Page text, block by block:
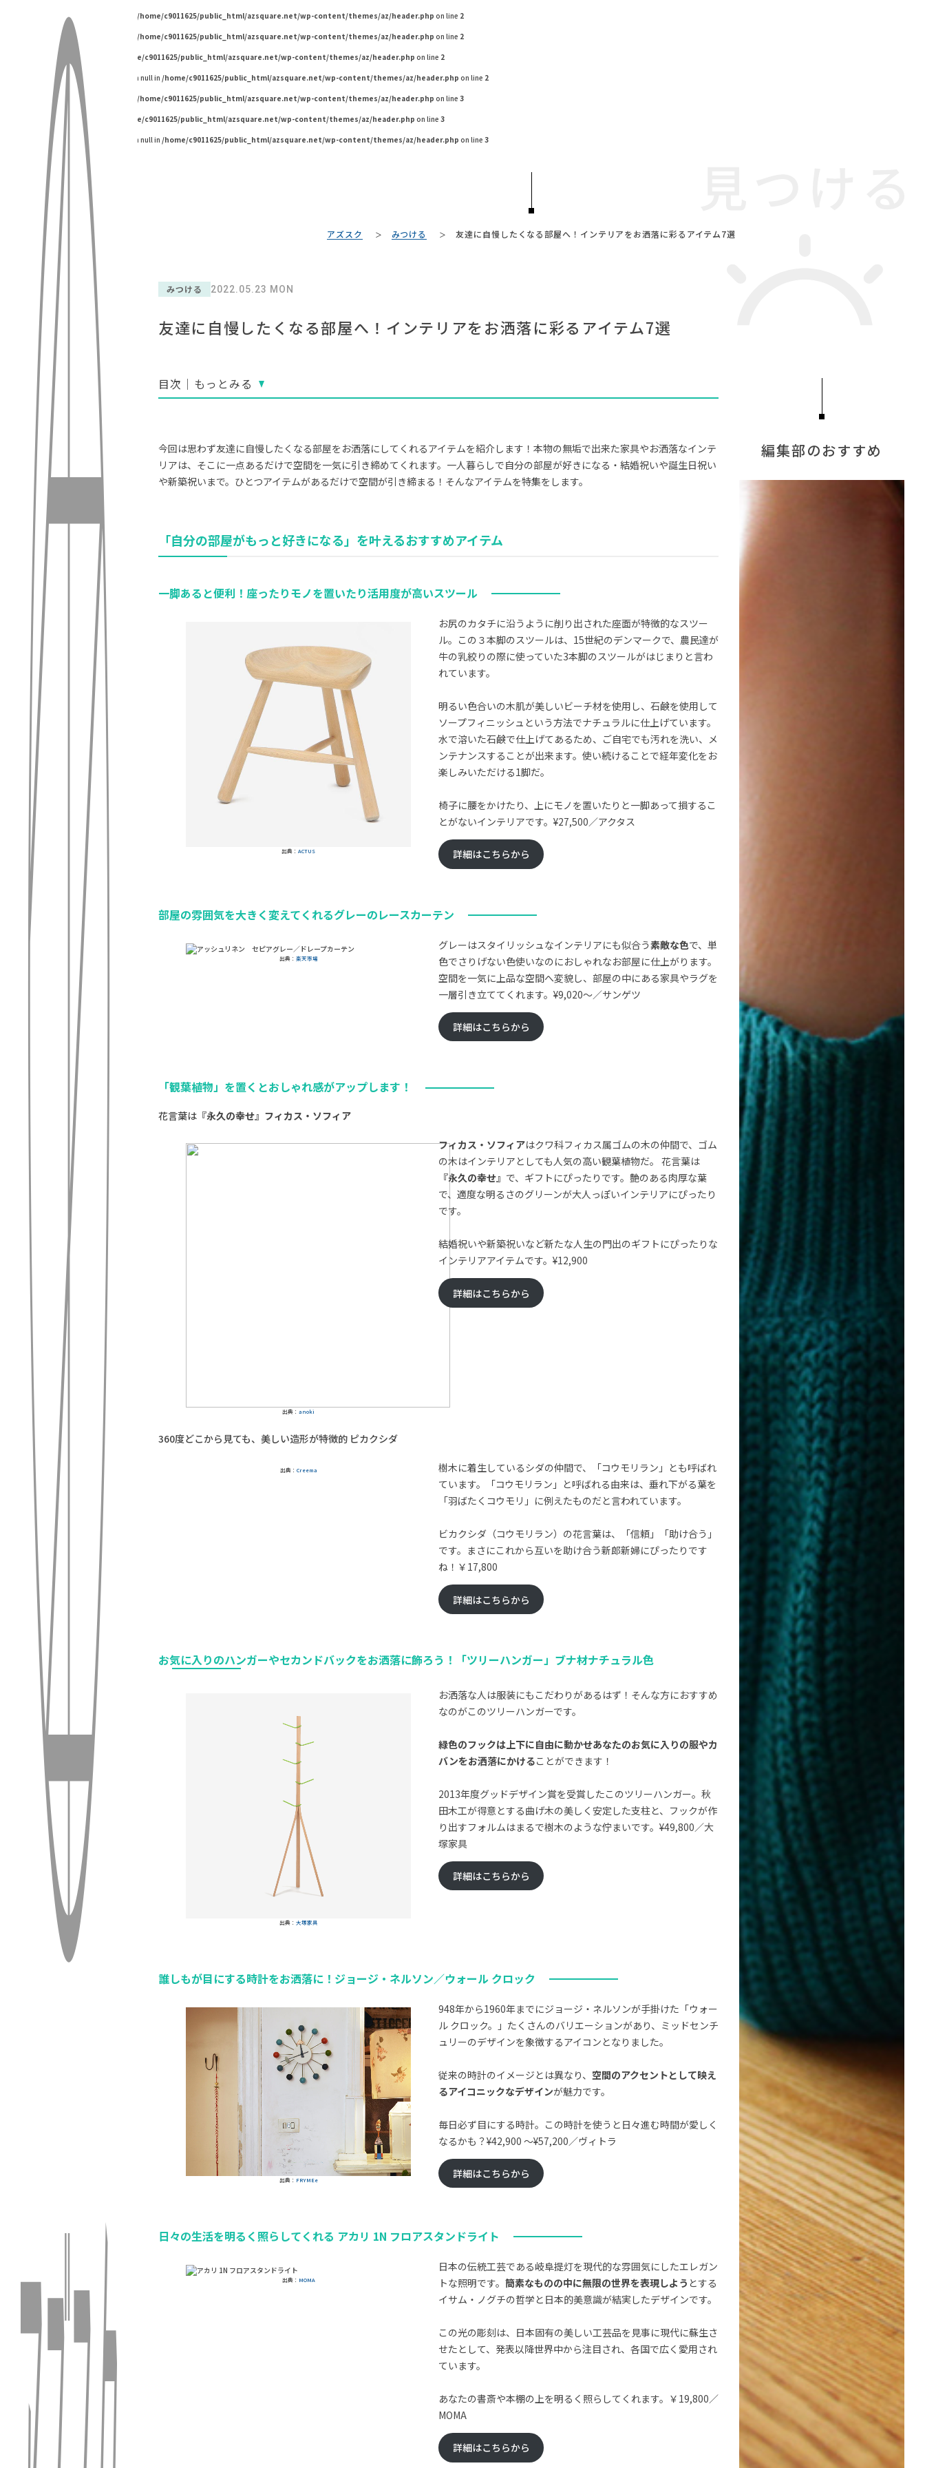
: Undefined variable $pageId in /home/c9011625/public_html/azsquare.net/wp-content/themes/az/header.php on line 2
: Undefined variable $pageId in /home/c9011625/public_html/azsquare.net/wp-content/themes/az/header.php on line 2
: Undefined array key "" in /home/c9011625/public_html/azsquare.net/wp-content/themes/az/header.php on line 2
: Trying to access array offset on null in /home/c9011625/public_html/azsquare.net/wp-content/themes/az/header.php on line 2
: Undefined variable $pageId in /home/c9011625/public_html/azsquare.net/wp-content/themes/az/header.php on line 3
: Undefined array key "" in /home/c9011625/public_html/azsquare.net/wp-content/themes/az/header.php on line 3
: Trying to access array offset on null in /home/c9011625/public_html/azsquare.net/wp-content/themes/az/header.php on line 3
#2022 春ドラマ
#木図鑑#2022 秋ドラマ #アダル #岡崎製材#2022 夏ドラマ#波瑠#間宮祥太朗
CLOSE
アズスク みつける 友達に自慢したくなる部屋へ！インテリアをお洒落に彩るアイテム7選
みつける 2022.05.23 MON
友達に自慢したくなる部屋へ！インテリアをお洒落に彩るアイテム7選
目次｜もっとみる
今回は思わず友達に自慢したくなる部屋をお洒落にしてくれるアイテムを紹介します！本物の無垢で出来た家具やお洒落なインテ
リアは、そこに一点あるだけで空間を一気に引き締めてくれます。一人暮らしで自分の部屋が好きになる・結婚祝いや誕生日祝い
や新築祝いまで。ひとつアイテムがあるだけで空間が引き締まる！そんなアイテムを特集をします。
「自分の部屋がもっと好きになる」を叶えるおすすめアイテム
一脚あると便利！座ったりモノを置いたり活用度が高いスツール
出典： ACTUS
お尻のカタチに沿うように削り出された座面が特徴的なスツー
ル。この３本脚のスツールは、15世紀のデンマークで、農民達が
牛の乳絞りの際に使っていた3本脚のスツールがはじまりと言わ
れています。
明るい色合いの木肌が美しいビーチ材を使用し、石鹸を使用して
ソープフィニッシュという方法でナチュラルに仕上げています。
水で溶いた石鹸で仕上げてあるため、ご自宅でも汚れを洗い、メ
ンテナンスすることが出来ます。使い続けることで経年変化をお
楽しみいただける1脚だ。
椅子に腰をかけたり、上にモノを置いたりと一脚あって損するこ
とがないインテリアです。¥27,500／アクタス
詳細はこちらから
部屋の雰囲気を大きく変えてくれるグレーのレースカーテン
出典： 楽天市場
グレーはスタイリッシュなインテリアにも似合う素敵な色で、単
色でさりげない色使いなのにおしゃれなお部屋に仕上がります。
空間を一気に上品な空間へ変貌し、部屋の中にある家具やラグを
一層引き立ててくれます。¥9,020〜／サンゲツ
詳細はこちらから
「観葉植物」を置くとおしゃれ感がアップします！
花言葉は 『永久の幸せ』フィカス・ソフィア
出典： anoki
フィカス・ソフィアはクワ科フィカス属ゴムの木の仲間で、ゴム
の木はインテリアとしても人気の高い観葉植物だ。 花言葉は
『永久の幸せ』 で、ギフトにぴったりです。艶のある肉厚な葉
で、適度な明るさのグリーンが大人っぽいインテリアにぴったり
です。
結婚祝いや新築祝いなど新たな人生の門出のギフトにぴったりな
インテリアアイテムです。¥12,900
詳細はこちらから
360度どこから見ても、美しい造形が特徴的 ピカクシダ
出典： Creema
樹木に着生しているシダの仲間で、「コウモリラン」とも呼ばれ
ています。「コウモリラン」と呼ばれる由来は、垂れ下がる葉を
「羽ばたくコウモリ」に例えたものだと言われています。
ビカクシダ（コウモリラン）の花言葉は、「信頼」「助け合う」
です。まさにこれから互いを助け合う新郎新婦にぴったりです
ね！￥17,800
詳細はこちらから
お気に入りのハンガーやセカンドバックをお洒落に飾ろう！「ツリーハンガー」ブナ材ナチュラル色
出典： 大塚家具
お洒落な人は服装にもこだわりがあるはず！そんな方におすすめ
なのがこのツリーハンガーです。
緑色のフックは上下に自由に動かせあなたのお気に入りの服やカ
バンをお洒落にかけることができます！
2013年度グッドデザイン賞を受賞したこのツリーハンガー。秋
田木工が得意とする曲げ木の美しく安定した支柱と、フックが作
り出すフォルムはまるで樹木のような佇まいです。¥49,800／大
塚家具
詳細はこちらから
誰しもが目にする時計をお洒落に！ジョージ・ネルソン／ウォール クロック
出典： FRYMEe
948年から1960年までにジョージ・ネルソンが手掛けた「ウォー
ル クロック。」たくさんのバリエーションがあり、ミッドセンチ
ュリーのデザインを象徴するアイコンとなりました。
従来の時計のイメージとは異なり、 空間のアクセントとして映え
るアイコニックなデザインが魅力です。
毎日必ず目にする時計。この時計を使うと日々進む時間が愛しく
なるかも？¥42,900 〜¥57,200／ヴィトラ
詳細はこちらから
日々の生活を明るく照らしてくれる アカリ 1N フロアスタンドライト
出典： MOMA
日本の伝統工芸である岐阜提灯を現代的な雰囲気にしたエレガン
トな照明です。 簡素なものの中に無限の世界を表現しよう とする
イサム・ノグチの哲学と日本的美意識が結実したデザインです。
この光の彫刻は、日本固有の美しい工芸品を見事に現代に蘇生さ
せたとして、発表以降世界中から注目され、各国で広く愛用され
ています。
あなたの書斎や本棚の上を明るく照らしてくれます。￥19,800／
MOMA
詳細はこちらから
編集部のおすすめ